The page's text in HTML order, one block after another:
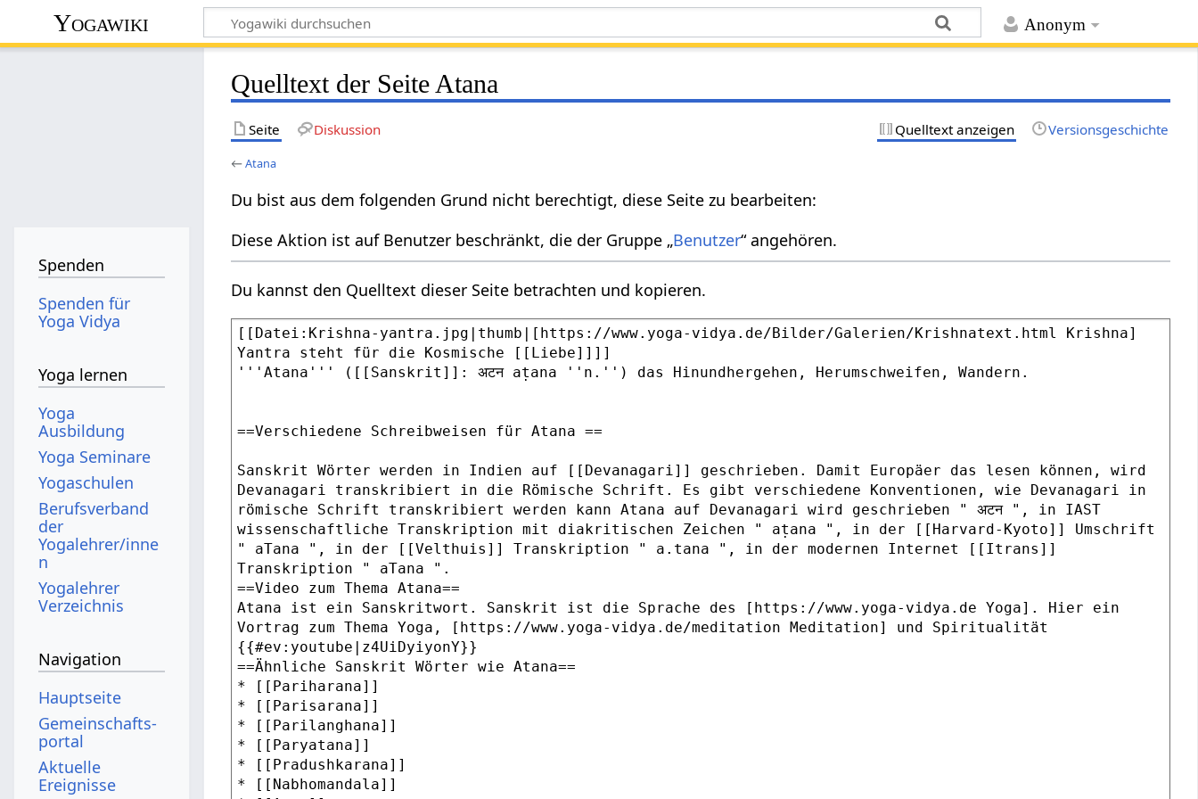
Anonym
Yogawiki
Quelltext der Seite Atana
Seite Diskussion Quelltext anzeigen Versionsgeschichte
←Atana
Du bist aus dem folgenden Grund nicht berechtigt, diese Seite zu bearbeiten:
Diese Aktion ist auf Benutzer beschränkt, die der Gruppe „Benutzer“ angehören.
Du kannst den Quelltext dieser Seite betrachten und kopieren.
Spenden
Spenden für
Yoga Vidya
Yoga lernen
Yoga
Ausbildung
Yoga Seminare
Yogaschulen
Berufsverband
der
Yogalehrer/inne
n
Yogalehrer
Verzeichnis
Navigation
Hauptseite
Gemeinschafts­
portal
Aktuelle
Ereignisse